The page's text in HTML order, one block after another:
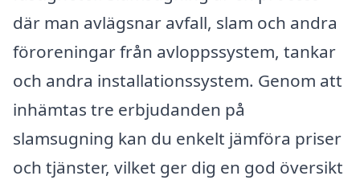
där man avlägsnar avfall, slam och andra
föroreningar från avloppssystem, tankar
och andra installationssystem. Genom att
inhämtas tre erbjudanden på
slamsugning kan du enkelt jämföra priser
och tjänster, vilket ger dig en god översikt